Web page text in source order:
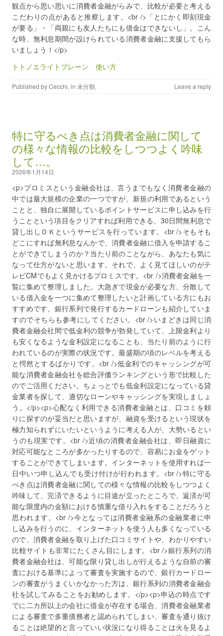
観点から思い思いに消費者金融がらみで、比較が必要と考える
こだわりの点があると推察します。<br />「とにかく即刻現金
が要る」・「両親にも友人たちにも借金はできないし」。こん
な時、無利息期間が設けられている消費者金融に支援してもら
いましょう！</p>
トトノエライトプレーン 使い方
Published byCecchi, in 未分類. Leave a reply
特に守るべき点は消費者金融に関して
の様々な情報の比較をしつつよく吟味
して…。
2026年1月14日
<p>プロミスという金融会社は、言うまでもなく消費者金融の
中では最大規模の企業の一つですが、新規の利用であるという
ことと、独自に展開しているポイントサービスに申し込みを行
うことという項目をクリアすれば利用できる、30日間無利息で
貸し出しＯＫというサービスを行っています。<br />そもそも
どこにすれば無利息なんかで、消費者金融に借入を申請するこ
とができてしまうのか？当たり前のことながら、あなたも気に
なって仕方がないと思います。それで、よく見てほしいのがテ
レビCMでもよく見かけるプロミスです。<br />消費者金融を一
覧に集めて整理しました。大急ぎで現金が必要な方、分散して
いる借入金を一つに集めて整理したいと計画している方にもお
すすめです。銀行系列で発行するカードローンも紹介していま
すのでそちらも参考にしてください。<br />いまどきは同じ消
費者金融会社間で低金利の競争が勃発していて、上限金利より
も安くなるような金利設定になることも、当たり前のように行
われているのが実際の状況です。最盛期の頃のレベルを考える
と愕然とするばかりです。<br />低金利でのキャッシングが可
能な消費者金融会社を総合評価ランキングという形で比較した
のでご活用ください。ちょっとでも低金利設定になっている貸
金業者を探して、適切なローンやキャッシングを実現しましょ
う。</p><p>心配なく利用できる消費者金融とは、口コミを頼
りに探すのが妥当だと思いますが、融資を受けるという現状を
極力知られずにいたいというように考える人が、大勢いるとい
うのも現実です。<br />近頃の消費者金融会社は、即日融資に
対応可能なところが多かったりするので、容易にお金をゲット
することができてしまいます。インターネットを使用すれば一
日中いつ申し込んでも受け付けが行われます。<br />特に守る
べき点は消費者金融に関しての様々な情報の比較をしつつよく
吟味して、完済できるように目途が立ったところで、返済が可
能な限度内の金額における慎重な借り入れをすることだろうと
思われます。<br />今となっては消費者金融系の金融業者に申
し込みを行うのに、インターネットを使う人も多くなっている
ので、消費者金融を取り上げた口コミサイトや、わかりやすい
比較サイトも非常にたくさん目にします。<br />銀行系列の消
費者金融会社は、可能な限り貸し出しが行えるような自前の審
査における基準によって審査を実施するので、銀行カードロー
ンの審査がうまくいかなかった方は、銀行系列の消費者金融会
社を試してみることをお勧めします。</p><p>申込の時点です
でに二カ所以上の会社に借金が存在する場合、消費者金融業者
による審査で多重債務者と認められてしまい、審査を通り抜け
ることは絶望的と言っていい状況になり得ることは火を見るよ